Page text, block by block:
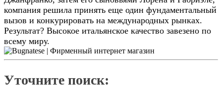
компания решила принять еще один фундаментальный
вызов и конкурировать на международных рынках.
Результат? Высокое итальянское качество завезено по
всему миру.
Уточните поиск: